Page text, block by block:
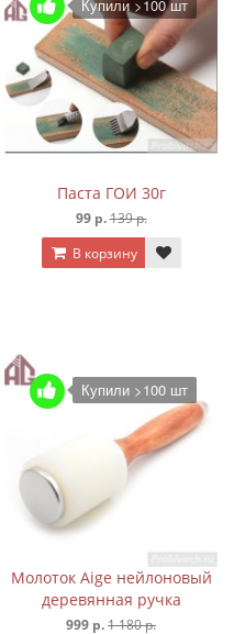
Купили >100 шт
Паста ГОИ 30г
99 р.139 р.
В корзину
Купили >100 шт
Молоток Aige нейлоновый
деревянная ручка
999 р.1 180 р.